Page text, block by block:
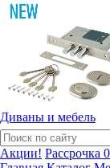
Диваны и мебель
Акции! Рассрочка